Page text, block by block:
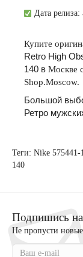
Дата релиза:
Купите
Retro High
140 в Москве с
Shop.Moscow.
Большой
Ретро
Теги: Nike 575441-
140
Подпишись
Не пропусти